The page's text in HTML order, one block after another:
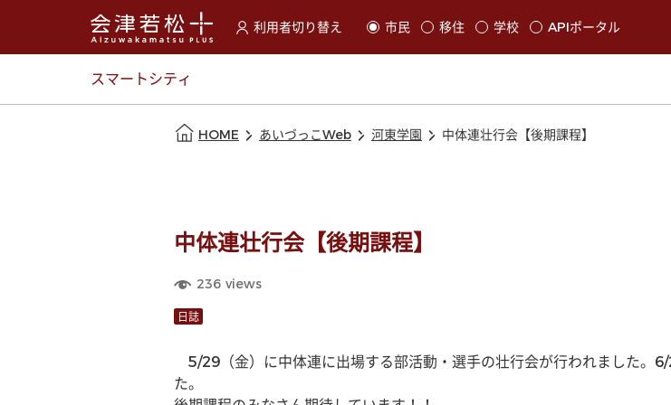
利用者切り替え
選択すると利用者の切替が発生します
市民 移住 学校 APIポータル
スマートシティ
HOME あいづっこWeb 河東学園 中体連壮行会【後期課程】
中体連壮行会【後期課程】
236 views
日誌
5/29（金）に中体連に出場する部活動・選手の壮行会が行われました。
た。